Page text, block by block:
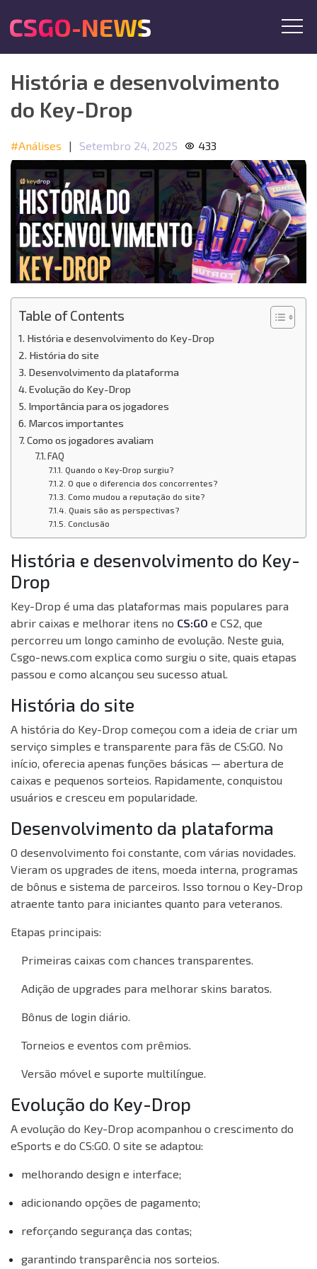
CSGO-NEWS
História e desenvolvimento
do Key-Drop
#Análises | Setembro 24, 2025 433
Table of Contents
História e desenvolvimento do Key-Drop
História do site
Desenvolvimento da plataforma
Evolução do Key-Drop
Importância para os jogadores
Marcos importantes
Como os jogadores avaliam
FAQ
Quando o Key-Drop surgiu?
O que o diferencia dos concorrentes?
Como mudou a reputação do site?
Quais são as perspectivas?
Conclusão
História e desenvolvimento do Key-
Drop
Key-Drop é uma das plataformas mais populares para
abrir caixas e melhorar itens no CS:GO e CS2, que
percorreu um longo caminho de evolução. Neste guia,
Csgo-news.com explica como surgiu o site, quais etapas
passou e como alcançou seu sucesso atual.
História do site
A história do Key-Drop começou com a ideia de criar um
serviço simples e transparente para fãs de CS:GO. No
início, oferecia apenas funções básicas — abertura de
caixas e pequenos sorteios. Rapidamente, conquistou
usuários e cresceu em popularidade.
Desenvolvimento da plataforma
O desenvolvimento foi constante, com várias novidades.
Vieram os upgrades de itens, moeda interna, programas
de bônus e sistema de parceiros. Isso tornou o Key-Drop
atraente tanto para iniciantes quanto para veteranos.
Etapas principais:
Primeiras caixas com chances transparentes.
Adição de upgrades para melhorar skins baratos.
Bônus de login diário.
Torneios e eventos com prêmios.
Versão móvel e suporte multilíngue.
Evolução do Key-Drop
A evolução do Key-Drop acompanhou o crescimento do
eSports e do CS:GO. O site se adaptou:
melhorando design e interface;
adicionando opções de pagamento;
reforçando segurança das contas;
garantindo transparência nos sorteios.